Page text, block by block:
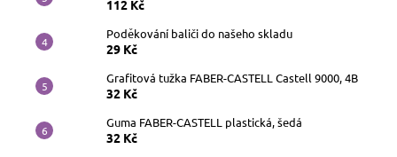
112 Kč
Poděkování baliči do našeho skladu
29 Kč
Grafitová tužka FABER-CASTELL Castell 9000, 4B
32 Kč
Guma FABER-CASTELL plastická, šedá
32 Kč